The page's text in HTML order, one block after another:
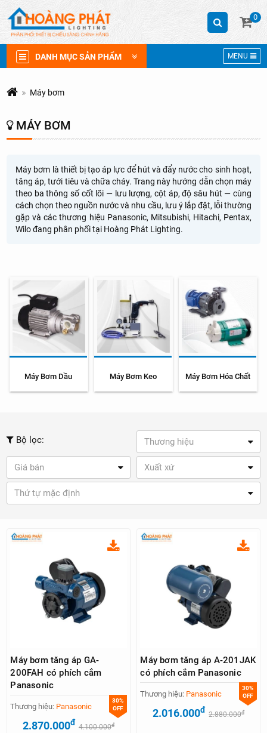
0
DANH MỤC SẢN PHẨM MENU
Máy bơm
MÁY BƠM
Máy bơm là thiết bị tạo áp lực để hút và đẩy nước cho sinh hoạt,
tăng áp, tưới tiêu và chữa cháy. Trang này hướng dẫn chọn máy
theo ba thông số cốt lõi — lưu lượng, cột áp, độ sâu hút — cùng
cách chọn theo nguồn nước và nhu cầu, lưu ý lắp đặt, lỗi thường
gặp và các thương hiệu Panasonic, Mitsubishi, Hitachi, Pentax,
Wilo đang phân phối tại Hoàng Phát Lighting.
Máy Bơm Dầu Máy Bơm Keo Máy Bơm Hóa Chất
Bộ lọc: Thương hiệu
Giá bán Xuất xứ
Thứ tự mặc định
Máy bơm tăng áp GA-
200FAH có phích cắm
Panasonic
30%
OFF
Thương hiệu: Panasonic
2.870.000đ 4.100.000đ
Máy bơm tăng áp A-201JAK
có phích cắm Panasonic
30%
OFF
Thương hiệu: Panasonic
2.016.000đ 2.880.000đ